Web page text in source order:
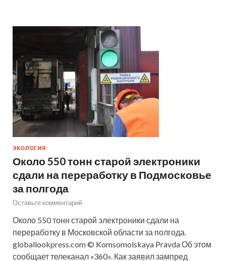
ЭКОЛОГИЯ
Около 550 тонн старой электроники
сдали на переработку в Подмосковье
за полгода
Оставьте комментарий
Около 550 тонн старой электроники сдали на
переработку в Московской области за полгода.
globallookpress.com © Komsomolskaya Pravda Об этом
сообщает телеканал «360». Как заявил зампред